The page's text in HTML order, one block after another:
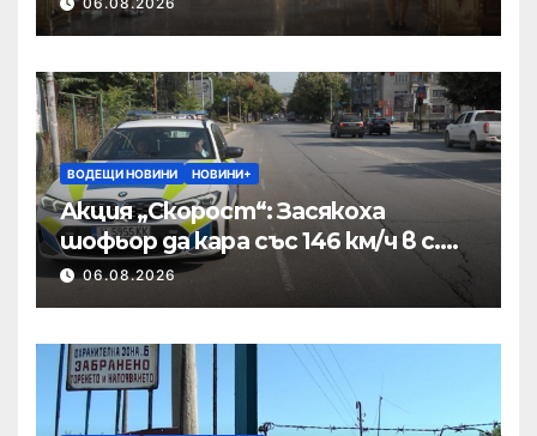
ВОДЕЩИ НОВИНИ НОВИНИ+
Акция „Скорост“: Засякоха
шофьор да кара със 146 км/ч в с.
Пристое
06.08.2026